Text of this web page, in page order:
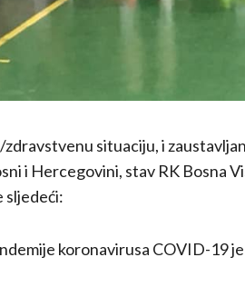
situaciju, i
i Hercegovini, stav RK Bosna
sljedeći:
koronavirusa COVID-19